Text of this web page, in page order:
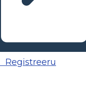
Registreeru